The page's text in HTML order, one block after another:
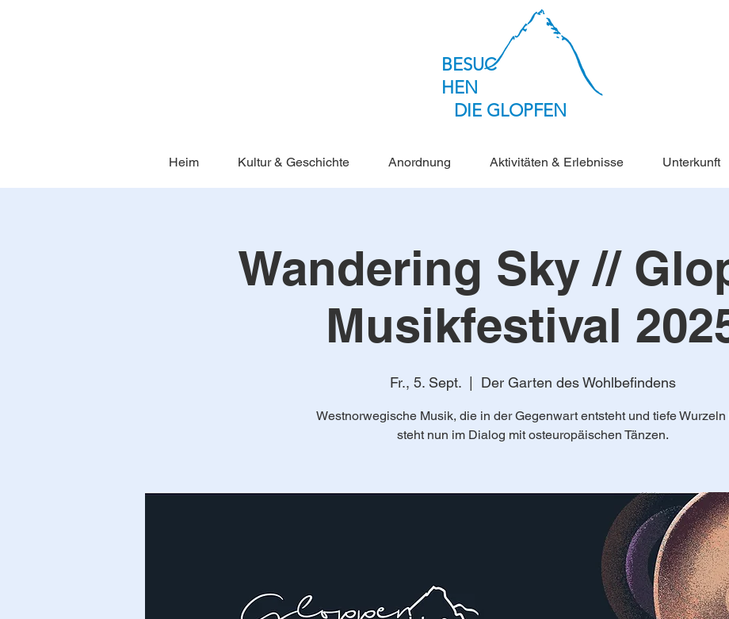
BESUC
HEN
DIE GLOPFEN
Heim Kultur & Geschichte Anordnung Aktivitäten & Erlebnisse Unterkunft
Wandering Sky //
Musikfestival
Fr., 5. Sept.
  |
Der Garten des Wohlbefindens
Westnorwegische Musik, die in der Gegenwart entsteht und tiefe Wurzeln
steht nun im Dialog mit osteuropäischen Tänzen.